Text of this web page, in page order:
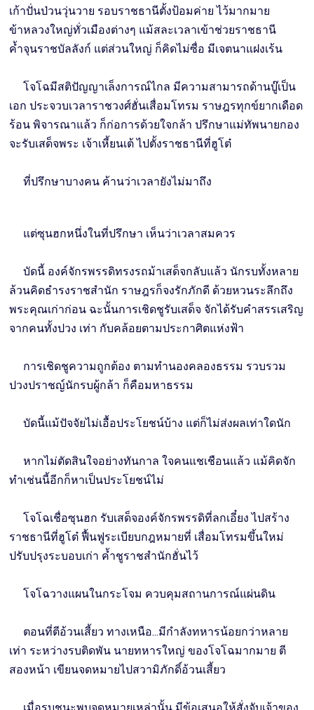
เก้าปั่นป่วนวุ่นวาย รอบราชธานีตั้งป้อมค่าย ไว้มากมาย
ข้าหลวงใหญ่ทั่วเมืองต่างๆ แม้สละเวลาเข้าช่วยราชธานี
ค้ำจุนราชบัลลังก์ แต่ส่วนใหญ่ ก็คิดไม่ซื่อ มีเจตนาแฝงเร้น
โจโฉมีสติปัญญาเล็งการณ์ไกล มีความสามารถด้านบู๊เป็น
เอก ประจวบเวลาราชวงศ์ฮั่นเสื่อมโทรม ราษฎรทุกข์ยากเดือด
ร้อน พิจารณาแล้ว ก็ก่อการด้วยใจกล้า ปรึกษาแม่ทัพนายกอง
จะรับเสด็จพระ เจ้าเหี้ยนเต้ ไปตั้งราชธานีที่ฮูโต๋
ที่ปรึกษาบางคน ค้านว่าเวลายังไม่มาถึง
แต่ซุนฮกหนึ่งในที่ปรึกษา เห็นว่าเวลาสมควร
บัดนี้ องค์จักรพรรดิทรงรถม้าเสด็จกลับแล้ว นักรบทั้งหลาย
ล้วนคิดธำรงราชสำนัก ราษฎรก็จงรักภักดี ด้วยหวนระลึกถึง
พระคุณเก่าก่อน ฉะนั้นการเชิดชูรับเสด็จ จักได้รับคำสรรเสริญ
จากคนทั้งปวง เท่า กับคล้อยตามประกาศิตแห่งฟ้า
การเชิดชูความถูกต้อง ตามทำนองคลองธรรม รวบรวม
ปวงปราชญ์นักรบผู้กล้า ก็คือมหาธรรม
บัดนี้แม้ปัจจัยไม่เอื้อประโยชน์บ้าง แต่ก็ไม่ส่งผลเท่าใดนัก
หากไม่ตัดสินใจอย่างทันกาล ใจคนแชเชือนแล้ว แม้คิดจัก
ทำเช่นนี้อีกก็หาเป็นประโยชน์ไม่
โจโฉเชื่อซุนฮก รับเสด็จองค์จักรพรรดิที่ลกเอี๋ยง ไปสร้าง
ราชธานีที่ฮูโต๋ ฟื้นฟูระเบียบกฎหมายที่ เสื่อมโทรมขึ้นใหม่
ปรับปรุงระบอบเก่า ค้ำชูราชสำนักฮั่นไว้
โจโฉวางแผนในกระโจม ควบคุมสถานการณ์แผ่นดิน
ตอนที่ตีอ้วนเสี้ยว ทางเหนือ...มีกำลังทหารน้อยกว่าหลาย
เท่า ระหว่างรบติดพัน นายทหารใหญ่ ของโจโฉมากมาย ตี
สองหน้า เขียนจดหมายไปสวามิภักดิ์อ้วนเสี้ยว